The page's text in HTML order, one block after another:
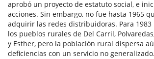
aprobó un proyecto de estatuto social, e
acciones. Sin embargo, no fue hasta 1965
adquirir las redes distribuidoras. Para 1983
los pueblos rurales de Del Carril,
y Esther, pero la población rural dispersa
deficiencias con un servicio no generalizado.